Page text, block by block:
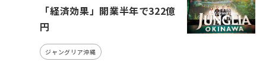
「経済効果」開業半年で322億
円
ジャングリア沖縄